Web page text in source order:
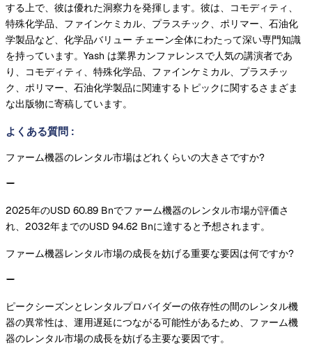
する上で、彼は優れた洞察力を発揮します。彼は、コモディティ、
特殊化学品、ファインケミカル、プラスチック、ポリマー、石油化
学製品など、化学品バリュー チェーン全体にわたって深い専門知識
を持っています。Yash は業界カンファレンスで人気の講演者であ
り、コモディティ、特殊化学品、ファインケミカル、プラスチッ
ク、ポリマー、石油化学製品に関連するトピックに関するさまざま
な出版物に寄稿しています。
よくある質問 :
ファーム機器のレンタル市場はどれくらいの大きさですか?
2025年のUSD 60.89 Bnでファーム機器のレンタル市場が評価さ
れ、2032年までのUSD 94.62 Bnに達すると予想されます。
ファーム機器レンタル市場の成長を妨げる重要な要因は何ですか?
ピークシーズンとレンタルプロバイダーの依存性の間のレンタル機
器の異常性は、運用遅延につながる可能性があるため、ファーム機
器のレンタル市場の成長を妨げる主要な要因です。